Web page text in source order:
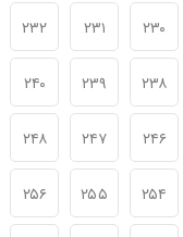
۲۳۰ ۲۳۱ ۲۳۲
۲۳۸ ۲۳۹ ۲۴۰
۲۴۶ ۲۴۷ ۲۴۸
۲۵۴ ۲۵۵ ۲۵۶